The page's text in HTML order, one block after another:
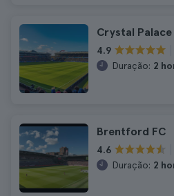
Crystal Palace
4.9
Duração: 2
Brentford FC
4.6
Duração: 2